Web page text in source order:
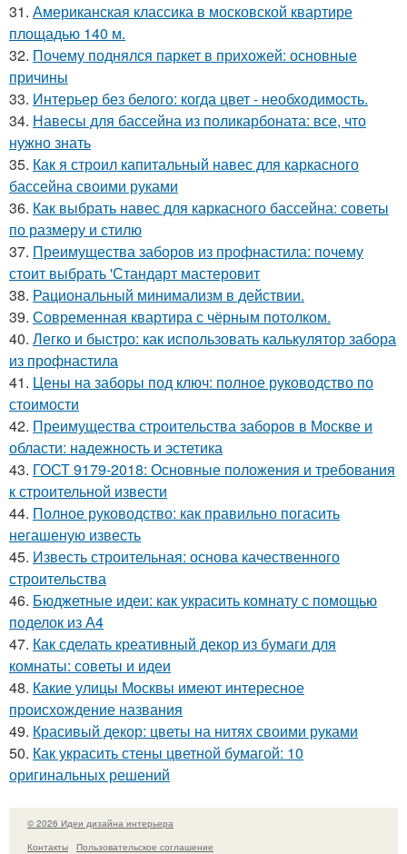
31. Американская классика в московской квартире
площадью 140 м.
32. Почему поднялся паркет в прихожей: основные
причины
33. Интерьер без белого: когда цвет - необходимость.
34. Навесы для бассейна из поликарбоната: все, что
нужно знать
35. Как я строил капитальный навес для каркасного
бассейна своими руками
36. Как выбрать навес для каркасного бассейна: советы
по размеру и стилю
37. Преимущества заборов из профнастила: почему
стоит выбрать 'Стандарт мастеровит
38. Рациональный минимализм в действии.
39. Современная квартира с чёрным потолком.
40. Легко и быстро: как использовать калькулятор забора
из профнастила
41. Цены на заборы под ключ: полное руководство по
стоимости
42. Преимущества строительства заборов в Москве и
области: надежность и эстетика
43. ГОСТ 9179-2018: Основные положения и требования
к строительной извести
44. Полное руководство: как правильно погасить
негашеную известь
45. Известь строительная: основа качественного
строительства
46. Бюджетные идеи: как украсить комнату с помощью
поделок из А4
47. Как сделать креативный декор из бумаги для
комнаты: советы и идеи
48. Какие улицы Москвы имеют интересное
происхождение названия
49. Красивый декор: цветы на нитях своими руками
50. Как украсить стены цветной бумагой: 10
оригинальных решений
© 2026 Идеи дизайна интерьера
Контакты
Пользовательское соглашение